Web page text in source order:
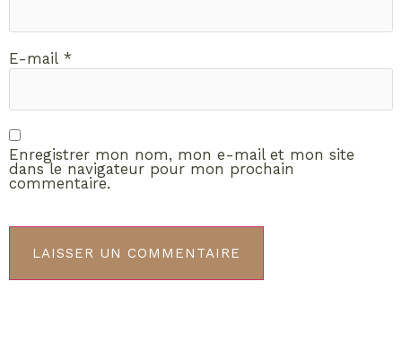
E-mail *
Enregistrer mon nom, mon e-mail et mon site
dans le navigateur pour mon prochain
commentaire.